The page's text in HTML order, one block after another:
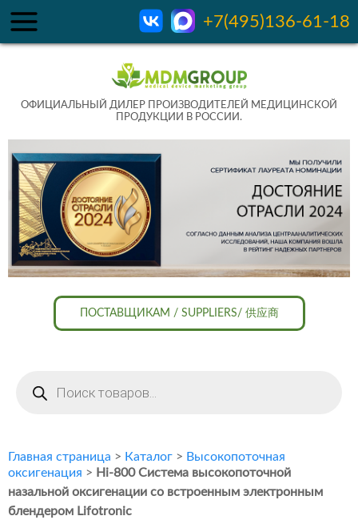
+7(495)136-61-18
ОФИЦИАЛЬНЫЙ ДИЛЕР ПРОИЗВОДИТЕЛЕЙ МЕДИЦИНСКОЙ
ПРОДУКЦИИ В РОССИИ.
ПОСТАВЩИКАМ / SUPPLIERS/ 供应商
товаров
Главная страница > Каталог > Высокопоточная
оксигенация > Hi-800 Система высокопоточной
назальной оксигенации со встроенным электронным
блендером Lifotronic